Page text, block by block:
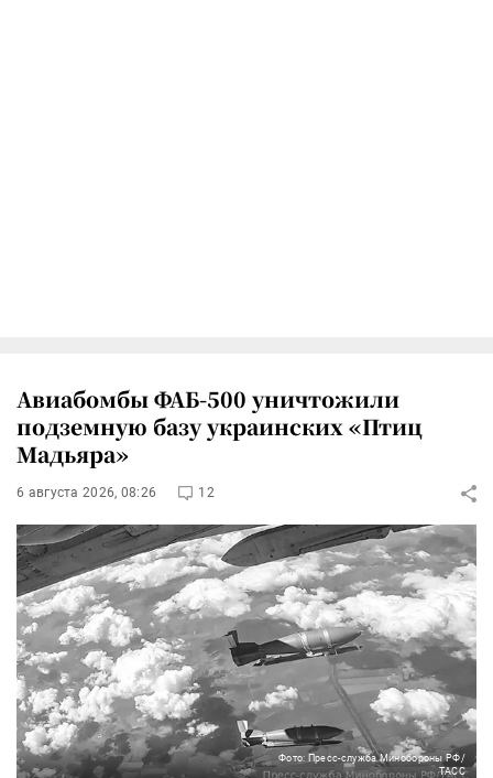
Авиабомбы ФАБ-500 уничтожили
подземную базу украинских «Птиц
Мадьяра»
6 августа 2026, 08:26 12
Фото: Пресс-служба Минобороны РФ/
ТАСС